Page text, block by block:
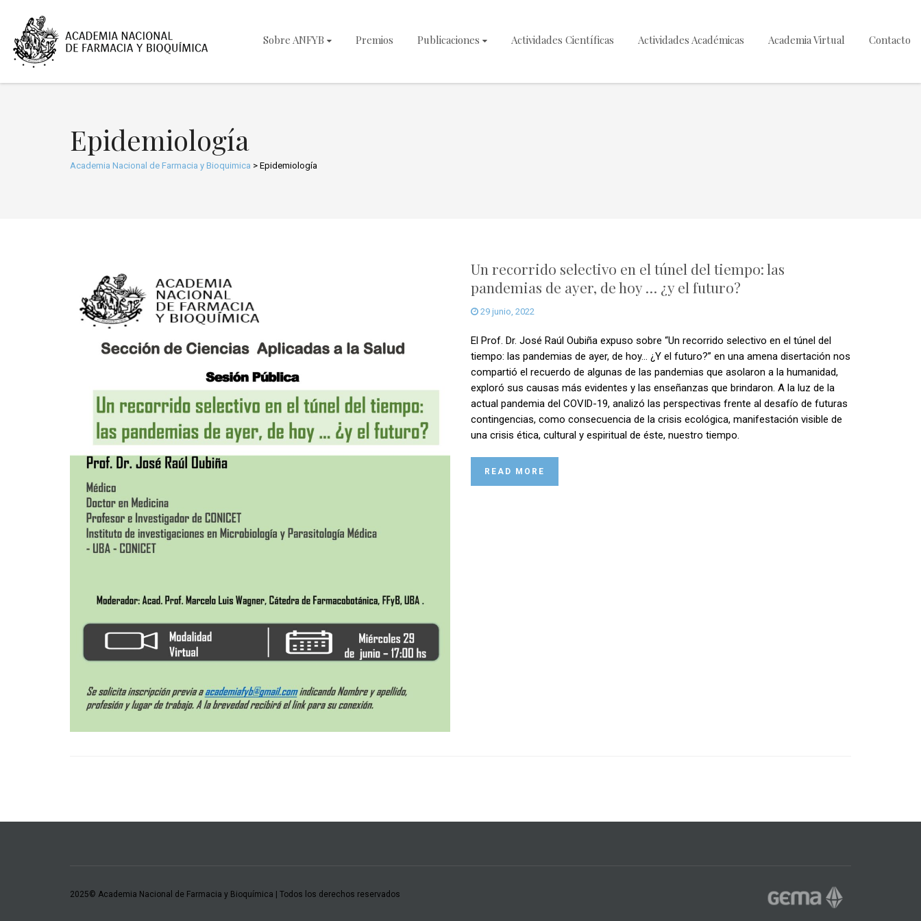
Sobre ANFYB Premios Publicaciones Actividades Científicas Actividades Académicas Academia Virtual Contacto
Epidemiología
Academia Nacional de Farmacia y Bioquimica > Epidemiología
Un recorrido selectivo en el túnel del tiempo: las
pandemias de ayer, de hoy … ¿y el futuro?
29 junio, 2022
El Prof. Dr. José Raúl Oubiña expuso sobre “Un recorrido selectivo en el túnel del
tiempo: las pandemias de ayer, de hoy… ¿Y el futuro?” en una amena disertación nos
compartió el recuerdo de algunas de las pandemias que asolaron a la humanidad,
exploró sus causas más evidentes y las enseñanzas que brindaron. A la luz de la
actual pandemia del COVID-19, analizó las perspectivas frente al desafío de futuras
contingencias, como consecuencia de la crisis ecológica, manifestación visible de
una crisis ética, cultural y espiritual de éste, nuestro tiempo.
READ MORE
2025© Academia Nacional de Farmacia y Bioquímica | Todos los derechos reservados